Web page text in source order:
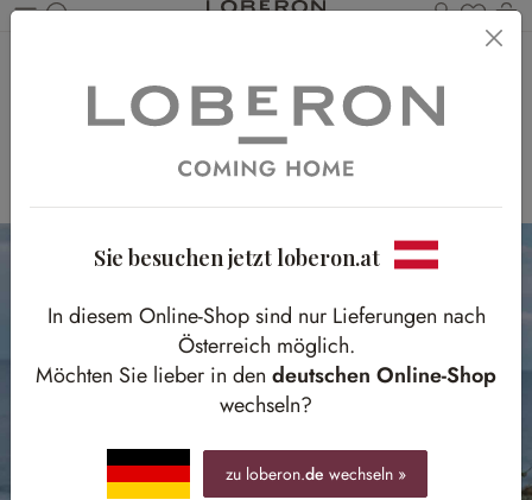
Du
ÜBERTOPF-
SPECIAL
FÜR STILVOLLE WOHNAKZENTE
Sie besuchen jetzt loberon.at
In diesem Online-Shop sind nur Lieferungen nach
Österreich möglich.
Möchten Sie lieber in den deutschen Online-Shop
wechseln?
zu loberon.de wechseln »